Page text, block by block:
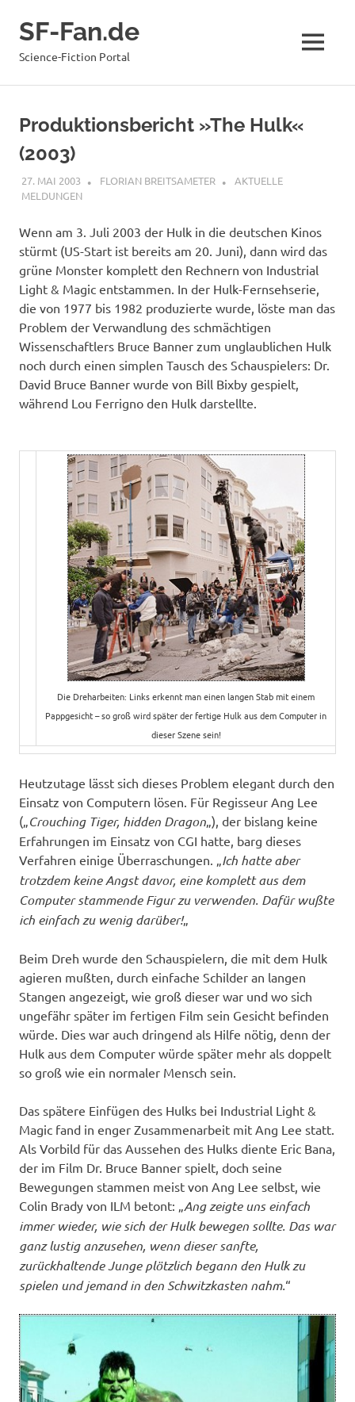
InhaltSF-Fan.de
Science-Fiction Portal MENÜ
Produktionsbericht »The Hulk«
(2003)
27. MAI 2003 FLORIAN BREITSAMETER
AKTUELLE
MELDUNGEN
Wenn am 3. Juli 2003 der Hulk in die deutschen Kinos
stürmt (US-Start ist bereits am 20. Juni), dann wird das
grüne Monster komplett den Rechnern von Industrial
Light & Magic entstammen. In der Hulk-Fernsehserie,
die von 1977 bis 1982 produzierte wurde, löste man das
Problem der Verwandlung des schmächtigen
Wissenschaftlers Bruce Banner zum unglaublichen Hulk
noch durch einen simplen Tausch des Schauspielers: Dr.
David Bruce Banner wurde von Bill Bixby gespielt,
während Lou Ferrigno den Hulk darstellte.
Die Dreharbeiten: Links erkennt man einen langen Stab mit einem
Pappgesicht – so groß wird später der fertige Hulk aus dem Computer in
dieser Szene sein!
Heutzutage lässt sich dieses Problem elegant durch den
Einsatz von Computern lösen. Für Regisseur Ang Lee
(„Crouching Tiger, hidden Dragon„), der bislang keine
Erfahrungen im Einsatz von CGI hatte, barg dieses
Verfahren einige Überraschungen. „Ich hatte aber
trotzdem keine Angst davor, eine komplett aus dem
Computer stammende Figur zu verwenden. Dafür wußte
ich einfach zu wenig darüber!„
Beim Dreh wurde den Schauspielern, die mit dem Hulk
agieren mußten, durch einfache Schilder an langen
Stangen angezeigt, wie groß dieser war und wo sich
ungefähr später im fertigen Film sein Gesicht befinden
würde. Dies war auch dringend als Hilfe nötig, denn der
Hulk aus dem Computer würde später mehr als doppelt
so groß wie ein normaler Mensch sein.
Das spätere Einfügen des Hulks bei Industrial Light &
Magic fand in enger Zusammenarbeit mit Ang Lee statt.
Als Vorbild für das Aussehen des Hulks diente Eric Bana,
der im Film Dr. Bruce Banner spielt, doch seine
Bewegungen stammen meist von Ang Lee selbst, wie
Colin Brady von ILM betont: „Ang zeigte uns einfach
immer wieder, wie sich der Hulk bewegen sollte. Das war
ganz lustig anzusehen, wenn dieser sanfte,
zurückhaltende Junge plötzlich begann den Hulk zu
spielen und jemand in den Schwitzkasten nahm.“